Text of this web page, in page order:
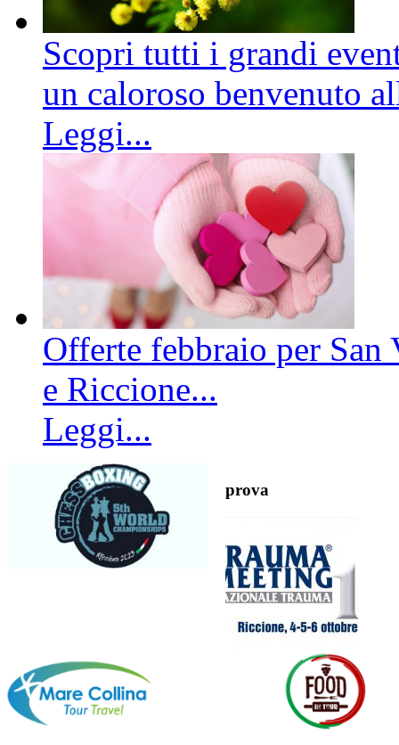
Scopri tutti i grandi
un caloroso benvenuto
Leggi...
Offerte febbraio per
e Riccione...
Leggi...
prova